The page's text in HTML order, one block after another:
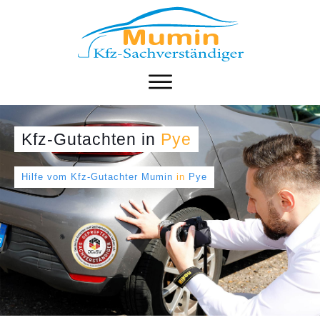
Kfz-Gutachten in Pye
Hilfe vom Kfz-Gutachter Mumin in Pye